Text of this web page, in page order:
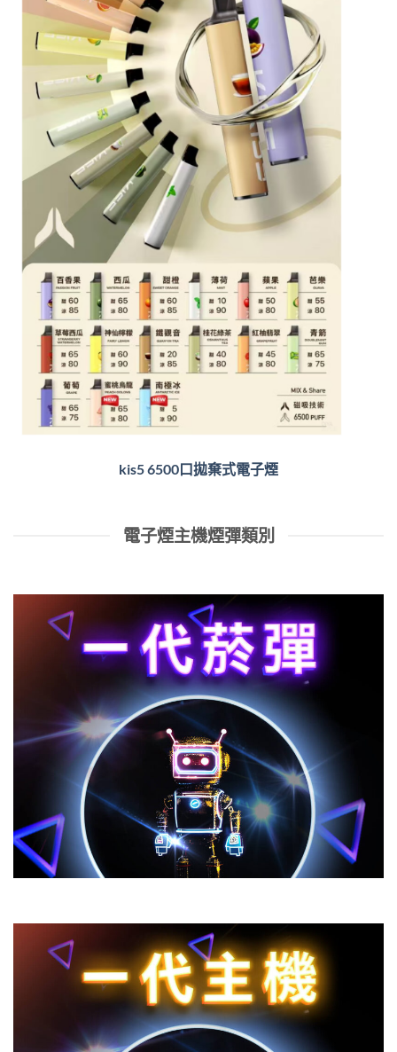
kis5 6500口拋棄式電子煙
電子煙主機煙彈類別